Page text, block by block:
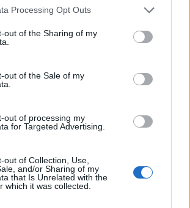
Processing Opt Outs
out of the Sharing of my
out of the Sale of my
out of processing my
for Targeted Advertising.
out of Collection, Use,
and/or Sharing of my
that Is Unrelated with the
which it was collected.